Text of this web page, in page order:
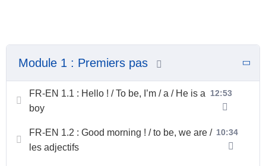
Module 1 : Premiers pas
FR-EN 1.1 : Hello ! / To be, I’m / a / He is a
boy
12:53
FR-EN 1.2 : Good morning ! / to be, we are /
les adjectifs
10:34